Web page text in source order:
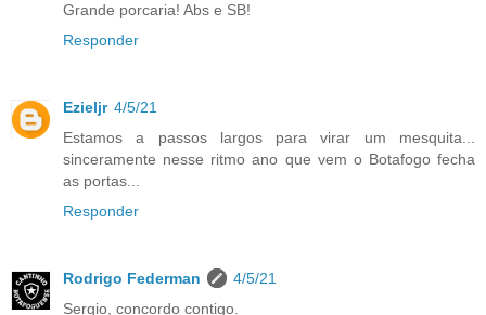
Grande porcaria! Abs e SB!
Responder
Ezieljr 4/5/21
Estamos a passos largos para virar um mesquita...
sinceramente nesse ritmo ano que vem o Botafogo fecha
as portas...
Responder
Rodrigo Federman
4/5/21
Sergio, concordo contigo.